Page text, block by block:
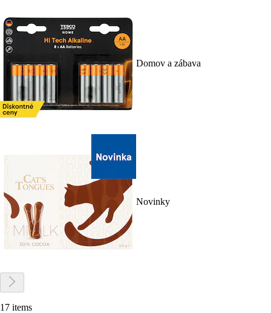
Domov a zábava
Novinky
17 items